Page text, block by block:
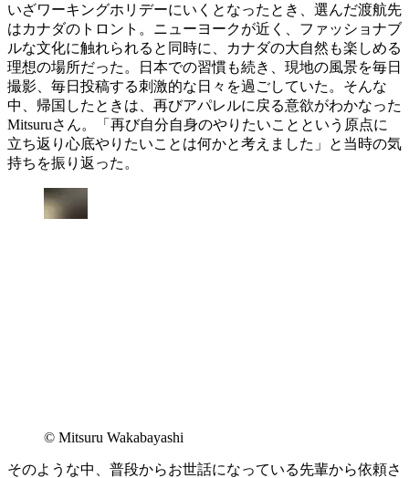
いざワーキングホリデーにいくとなったとき、選んだ渡航先
はカナダのトロント。ニューヨークが近く、ファッショナブ
ルな文化に触れられると同時に、カナダの大自然も楽しめる
理想の場所だった。日本での習慣も続き、現地の風景を毎日
撮影、毎日投稿する刺激的な日々を過ごしていた。そんな
中、帰国したときは、再びアパレルに戻る意欲がわかなった
Mitsuruさん。「再び自分自身のやりたいことという原点に
立ち返り心底やりたいことは何かと考えました」と当時の気
持ちを振り返った。
© Mitsuru Wakabayashi
そのような中、普段からお世話になっている先輩から依頼さ